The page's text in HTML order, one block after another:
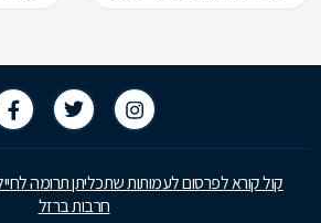
קול קורא לפרסום לעמותות שתכליתן תרומה
חרבות ברזל